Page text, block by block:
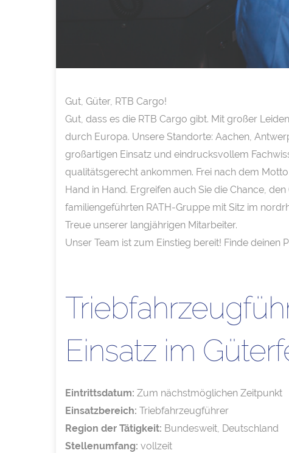
Gut, Güter, RTB Cargo!
Gut, dass es die RTB Cargo gibt. Mit großer
durch Europa. Unsere Standorte: Aachen,
großartigen Einsatz und eindrucksvollem
qualitätsgerecht ankommen. Frei nach dem
Hand in Hand. Ergreifen auch Sie die Chance,
familiengeführten RATH-Gruppe mit Sitz im
Treue unserer langjährigen Mitarbeiter.
Unser Team ist zum Einstieg bereit! Finde deinen
Einsatz im
Eintrittsdatum: Zum nächstmöglichen Zeitpunkt
Einsatzbereich: Triebfahrzeugführer
Region der Tätigkeit: Bundesweit, Deutschland
Stellenumfang: vollzeit